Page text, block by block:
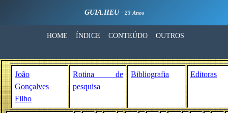
GUIA.HEU - 23 Anos
HOME ÍNDICE CONTEÚDO OUTROS
João
Gonçalves
Filho
Rotina de
pesquisa
Bibliografia Editoras